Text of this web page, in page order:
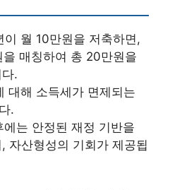
이 월 10만원을 저축하면,
매칭하여 총 20만원을
.
대해 소득세가 면제되는
.
에는 안정된 재정 기반을
자산형성의 기회가 제공됩